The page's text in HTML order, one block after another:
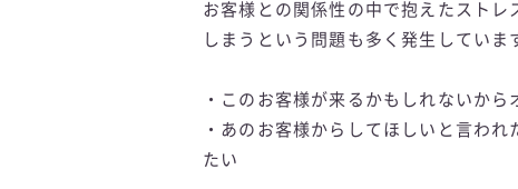
お客様との関係性の中で抱えたスト
しまうという問題も多く発生していま
・このお客様が来るかもしれないから
・あのお客様からしてほしいと言わ
たい